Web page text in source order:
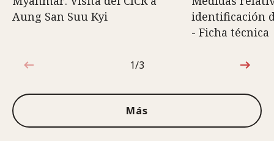
Aung San Suu Kyi
identificación
- Ficha técnica
1de3
1/3
Más